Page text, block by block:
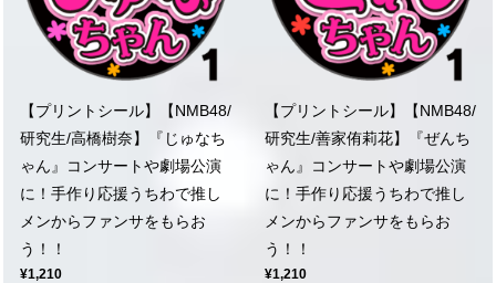
【プリントシール】【NMB48/
研究生/高橋樹奈】『じゅなち
ゃん』コンサートや劇場公演
に！手作り応援うちわで推し
メンからファンサをもらお
う！！
¥1,210
【プリントシール】【NMB48/
研究生/善家侑莉花】『ぜんち
ゃん』コンサートや劇場公演
に！手作り応援うちわで推し
メンからファンサをもらお
う！！
¥1,210